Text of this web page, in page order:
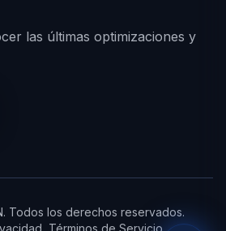
las últimas optimizaciones y
Todos los derechos reservados.
Términos de Servicio